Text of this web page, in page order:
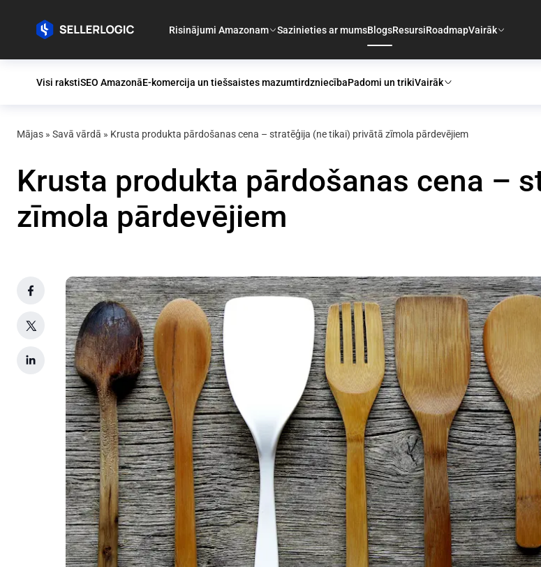
Risinājumi Amazonam Sazinieties ar mumsBlogsResursiRoadmapVairāk
Visi rakstiSEO AmazonāE-komercija un tiešsaistes mazumtirdzniecībaPadomi un trikiVairāk
Mājas » Savā vārdā » Krusta produkta pārdošanas cena – stratēģija (ne tikai) privātā zīmola pārdevējiem
Krusta produkta pārdošanas cena –
zīmola pārdevējiem